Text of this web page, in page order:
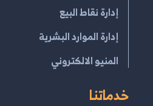
إدارة نقاط البيع
إدارة الموارد البشرية
المنيو الالكتروني
خدماتنا